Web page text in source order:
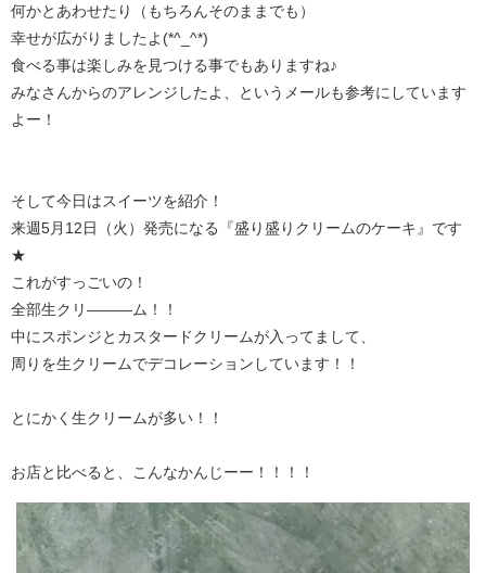
何かとあわせたり（もちろんそのままでも）
幸せが広がりましたよ(*^_^*)
食べる事は楽しみを見つける事でもありますね♪
みなさんからのアレンジしたよ、というメールも参考にしています
よー！
そして今日はスイーツを紹介！
来週5月12日（火）発売になる『盛り盛りクリームのケーキ』です
★
これがすっごいの！
全部生クリ———ム！！
中にスポンジとカスタードクリームが入ってまして、
周りを生クリームでデコレーションしています！！
とにかく生クリームが多い！！
お店と比べると、こんなかんじーー！！！！